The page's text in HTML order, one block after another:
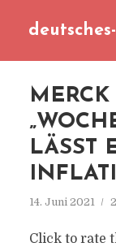
LÄSST
14. Juni 2021
Click to rate